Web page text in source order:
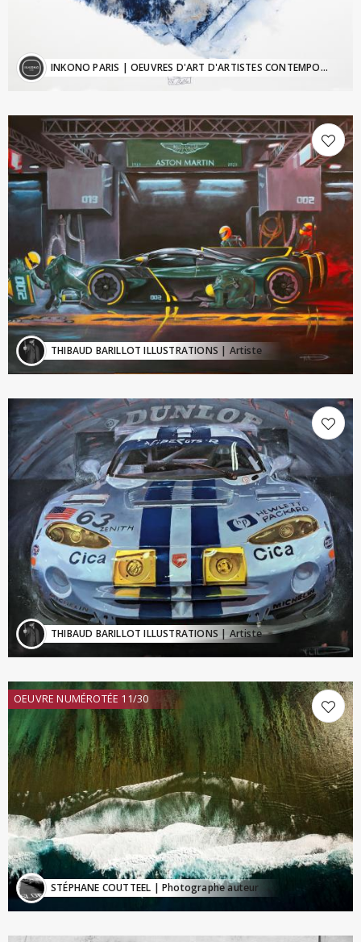
INKONO PARIS | OEUVRES D'ART D'ARTISTES CONTEMPORAINS - Inkono@sfr.fr
THIBAUD BARILLOT ILLUSTRATIONS | Artiste
THIBAUD BARILLOT ILLUSTRATIONS | Artiste
OEUVRE NUMÉROTÉE 11/30
STÉPHANE COUTTEEL | Photographe auteur